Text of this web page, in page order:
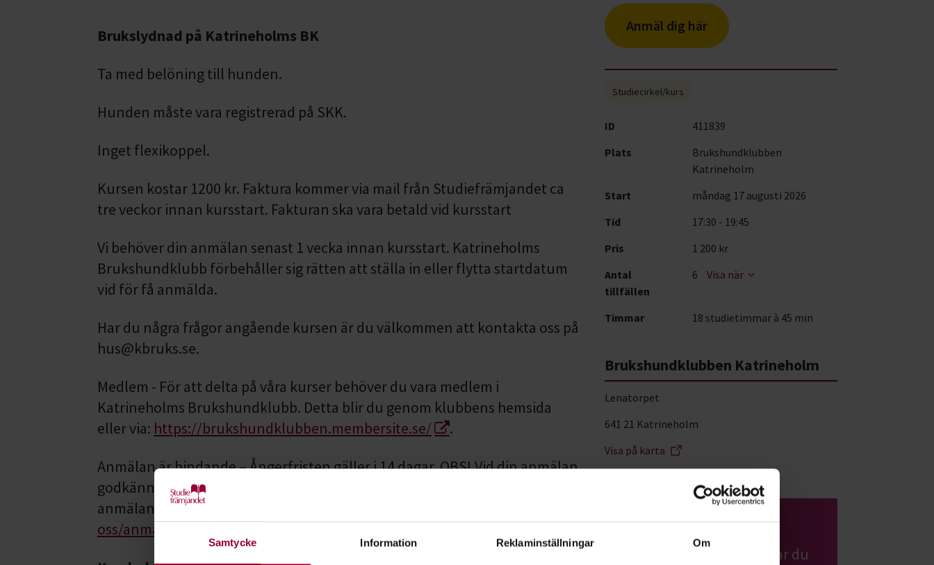
Samtycke Information Reklaminställningar Om
Brukslydnad på Katrineholms BK
Ta med belöning till hunden.
Hunden måste vara registrerad på SKK.
Inget flexikoppel.
Kursen kostar 1200 kr. Faktura kommer via mail från Studiefrämjandet ca
tre veckor innan kursstart. Fakturan ska vara betald vid kursstart
Vi behöver din anmälan senast 1 vecka innan kursstart. Katrineholms
Brukshundklubb förbehåller sig rätten att ställa in eller flytta startdatum
vid för få anmälda.
Har du några frågor angående kursen är du välkommen att kontakta oss på
hus@kbruks.se.
Medlem - För att delta på våra kurser behöver du vara medlem i
Katrineholms Brukshundklubb. Detta blir du genom klubbens hemsida
eller via: https://brukshundklubben.membersite.se/
.
Anmälan är bindande – Ångerfristen gäller i 14 dagar. OBS! Vid din anmälan
godkänner du att ångerrätten upphör vid kursstart. Fullständiga villkor för
anmälan hittar du här:
oss/anmalningsvillkor/
Anmäl dig här
Studiecirkel/kurs
ID
411839
Plats
Brukshundklubben
Katrineholm
Start
måndag 17 augusti 2026
Tid
17:30 - 19:45
Pris
1 200 kr
Antal
tillfällen
6 Visa när
Timmar 18 studietimmar à 45 min
Brukshundklubben Katrineholm
Lenatorpet
641 21 Katrineholm
Visa på karta
Hund & husdjur
Har du hund eller planerar du